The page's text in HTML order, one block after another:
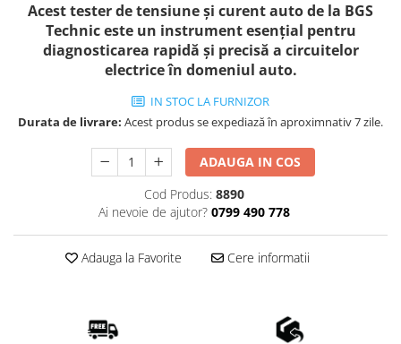
Acest tester de tensiune și curent auto de la BGS
Technic este un instrument esențial pentru
diagnosticarea rapidă și precisă a circuitelor
electrice în domeniul auto.
IN STOC LA FURNIZOR
Durata de livrare: Acest produs se expediază în aproximnativ 7 zile.
ADAUGA IN COS
Cod Produs: 8890
Ai nevoie de ajutor? 0799 490 778
Adauga la Favorite Cere informatii